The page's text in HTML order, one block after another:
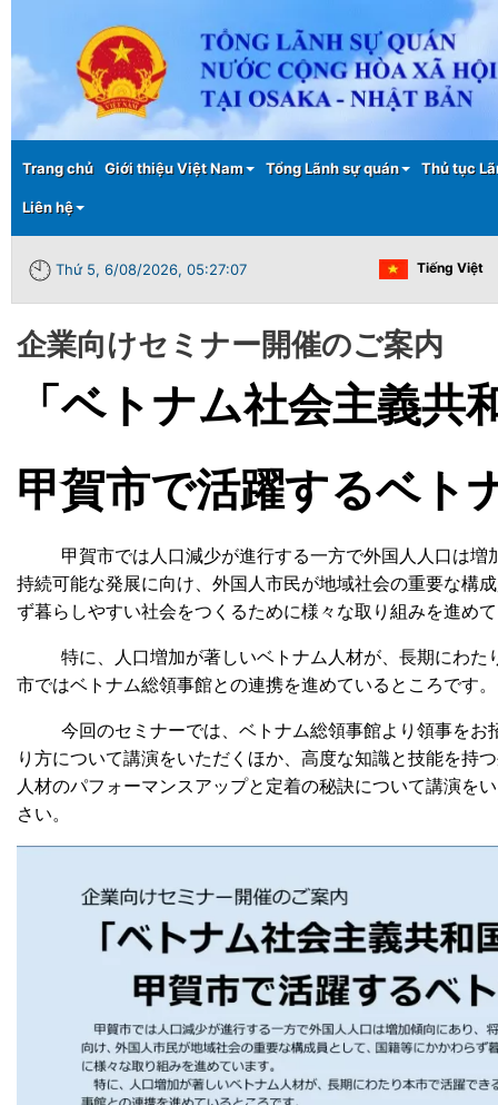
Main menu
Trang chủ Giới thiệu Việt Nam Tổng Lãnh sự quán Thủ tục
Liên hệ
Thứ 5, 6/08/2026, 05:27:07 Tiếng Việt
企業向けセミナー開催のご案内
「ベトナム社会主義共
甲賀市で活躍するベト
甲賀市では人口減少が進行する一方で外国人人口は増
持続可能な発展に向け、外国人市民が地域社会の重要な構
ず暮らしやすい社会をつくるために様々な取り組みを進め
特に、人口増加が著しいベトナム人材が、長期にわた
市ではベトナム総領事館との連携を進めているところです。
今回のセミナーでは、ベトナム総領事館より領事をお
り方について講演をいただくほか、高度な知識と技能を持
人材のパフォーマンスアップと定着の秘訣について講演を
さい。